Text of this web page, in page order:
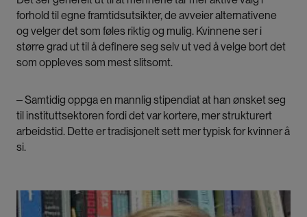
forhold til egne framtidsutsikter, de avveier alternativene
og velger det som føles riktig og mulig. Kvinnene ser i
større grad ut til å definere seg selv ut ved å velge bort det
som oppleves som mest slitsomt.
‒ Samtidig oppga en mannlig stipendiat at han ønsket seg
til instituttsektoren fordi det var kortere, mer strukturert
arbeidstid. Dette er tradisjonelt sett mer typisk for kvinner å
si.
Bilde